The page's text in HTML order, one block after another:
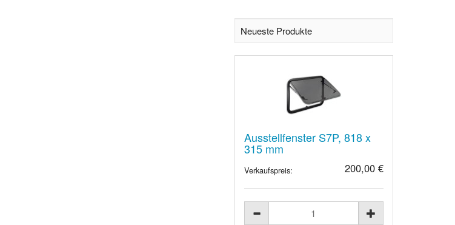
Neueste Produkte
Ausstellfenster S7P, 818 x
315 mm
Verkaufspreis: 200,00 €